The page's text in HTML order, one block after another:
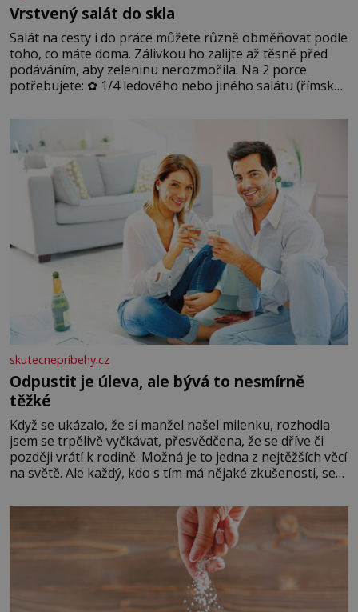
Vrstvený salát do skla
Salát na cesty i do práce můžete různě obměňovat podle
toho, co máte doma. Zálivkou ho zalijte až těsně před
podáváním, aby zeleninu nerozmočila. Na 2 porce
potřebujete: ✿ 1/4 ledového nebo jiného salátu (římský
okurky ✿ 2 rajčata Zálivka: ✿ 4 lžíce olivového oleje ✿ 1
lžíci citronové šťávy ✿ ½ stroužku
skutecnepribehy.cz
Odpustit je úleva, ale bývá to nesmírně
těžké
Když se ukázalo, že si manžel našel milenku, rozhodla
jsem se trpělivě vyčkávat, přesvědčena, že se dříve či
později vrátí k rodině. Možná je to jedna z nejtěžších věcí
na světě. Ale každý, kdo s tím má nějaké zkušenosti, se
Když se ke mně doneslo, že si manžel pořídil milenku,